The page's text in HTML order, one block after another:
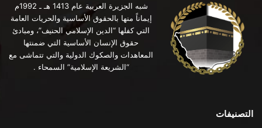
شبه الجزيرة العربية عام 1413 هـ ـ 1992م
إيماناً منها بالحقوق الأساسية والحريات العامة
التي كفلها “الدين الإسلامي الحنيف”، ومبادئ
حقوق الإنسان الأساسية التي ضمنتها
المعاهدات والصكوك الدولية والتي تتماشى مع
“الشريعة الإسلامية” السمحاء .
التصنيفات